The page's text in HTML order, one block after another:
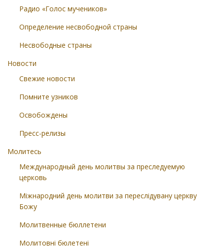
Радио «Голос мучеников»
Определение несвободной страны
Несвободные страны
Новости
Свежие новости
Помните узников
Освобождены
Пресс-релизы
Молитесь
Международный день молитвы за преследуемую
церковь
Міжнародний день молитви за переслідувану церкву
Божу
Молитвенные бюллетени
Молитовні бюлетені